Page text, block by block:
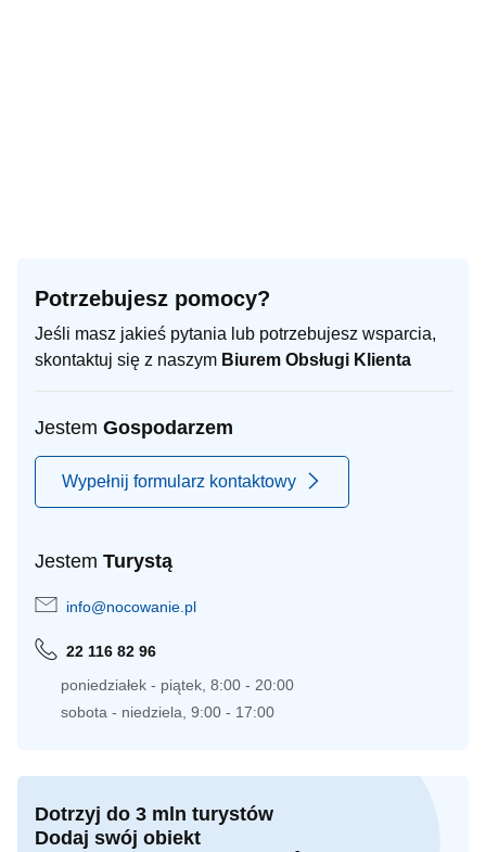
Potrzebujesz pomocy?
Jeśli masz jakieś pytania lub potrzebujesz wsparcia,
skontaktuj się z naszym Biurem Obsługi Klienta
Jestem Gospodarzem
Wypełnij formularz kontaktowy
Jestem Turystą
info@nocowanie.pl
22 116 82 96
poniedziałek - piątek, 8:00 - 20:00
sobota - niedziela, 9:00 - 17:00
Dotrzyj do 3 mln turystów
Dodaj swój obiekt